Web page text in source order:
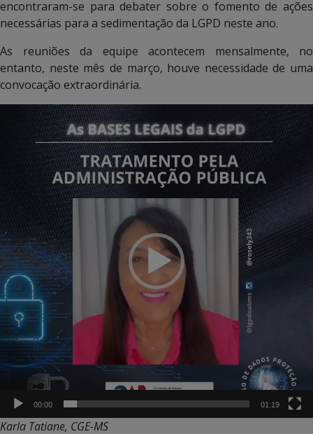
encontraram-se para debater sobre o fomento de ações
necessárias para a sedimentação da LGPD neste ano.
As reuniões da equipe acontecem mensalmente, no
entanto, neste mês de março, houve necessidade de uma
convocação extraordinária.
Tocador
00:00 01:19
Karla Tatiane, CGE-MS